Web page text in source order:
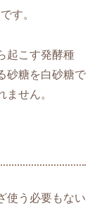
す。
起こす発酵種
砂糖を白砂糖で
せん。
使う必要もない